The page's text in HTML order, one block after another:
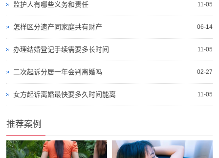
11-05
监护人有哪些义务和责任
06-14
怎样区分遗产同家庭共有财产
11-05
办理结婚登记手续需要多长时间
02-27
二次起诉分居一年会判离婚吗
11-05
女方起诉离婚最快要多久时间能离
推荐案例